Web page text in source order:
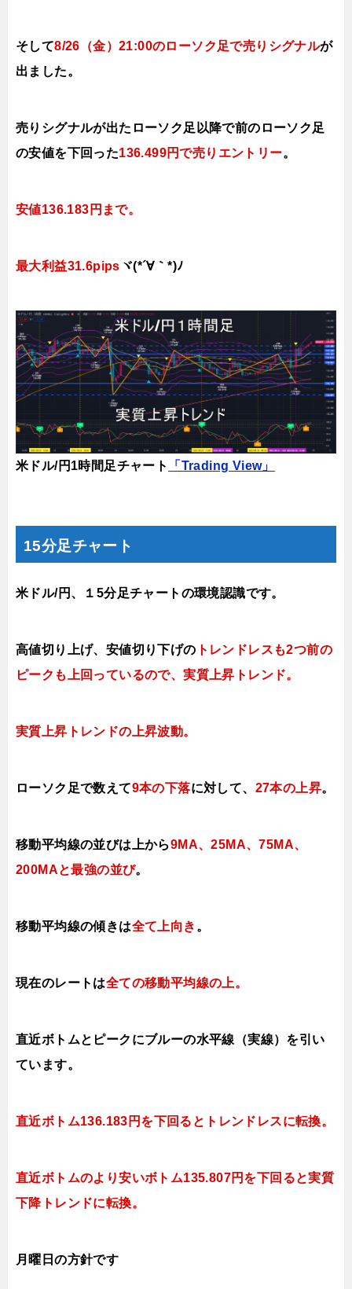
そして8/26（金）21:00のローソク足で売りシグナルが
出ました。
売りシグナルが出たローソク足以降で前のローソク足
の安値を下回った136.499円で売り エントリー。
安値136.183円まで。
最大利益31.6pips ヾ(*´∀｀*)ﾉ
米ドル/円1時間足チャート 「Trading View」
15分足チャート
米ドル/円、１5分足チャートの環境認識です。
高値切り上げ、安値切り下げの トレンドレスも2つ前の
ピークも上回っているので、実質上昇トレンド。
実質上昇トレンドの上昇波動。
ローソク足で数えて9本の下落に対して、 27本の上昇。
移動平均線の並びは上から9MA、25MA、75MA、
200MAと最強の並び。
移動平均線の傾きは全て上向き 。
現在のレートは全ての移動平均線の上。
直近ボトムとピークにブルーの水平線（実線）を引い
ています。
直近ボトム136.183円を下回ると トレンドレスに転換。
直近ボトムのより安いボトム135.807円を下回ると実質
下降トレンドに転換。
月曜日の方針です